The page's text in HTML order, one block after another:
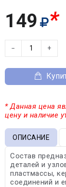
149 *
− +
* Данная цена
цену и наличие
ОПИСАНИЕ
Состав
деталей и
пластмассы,
соединений и